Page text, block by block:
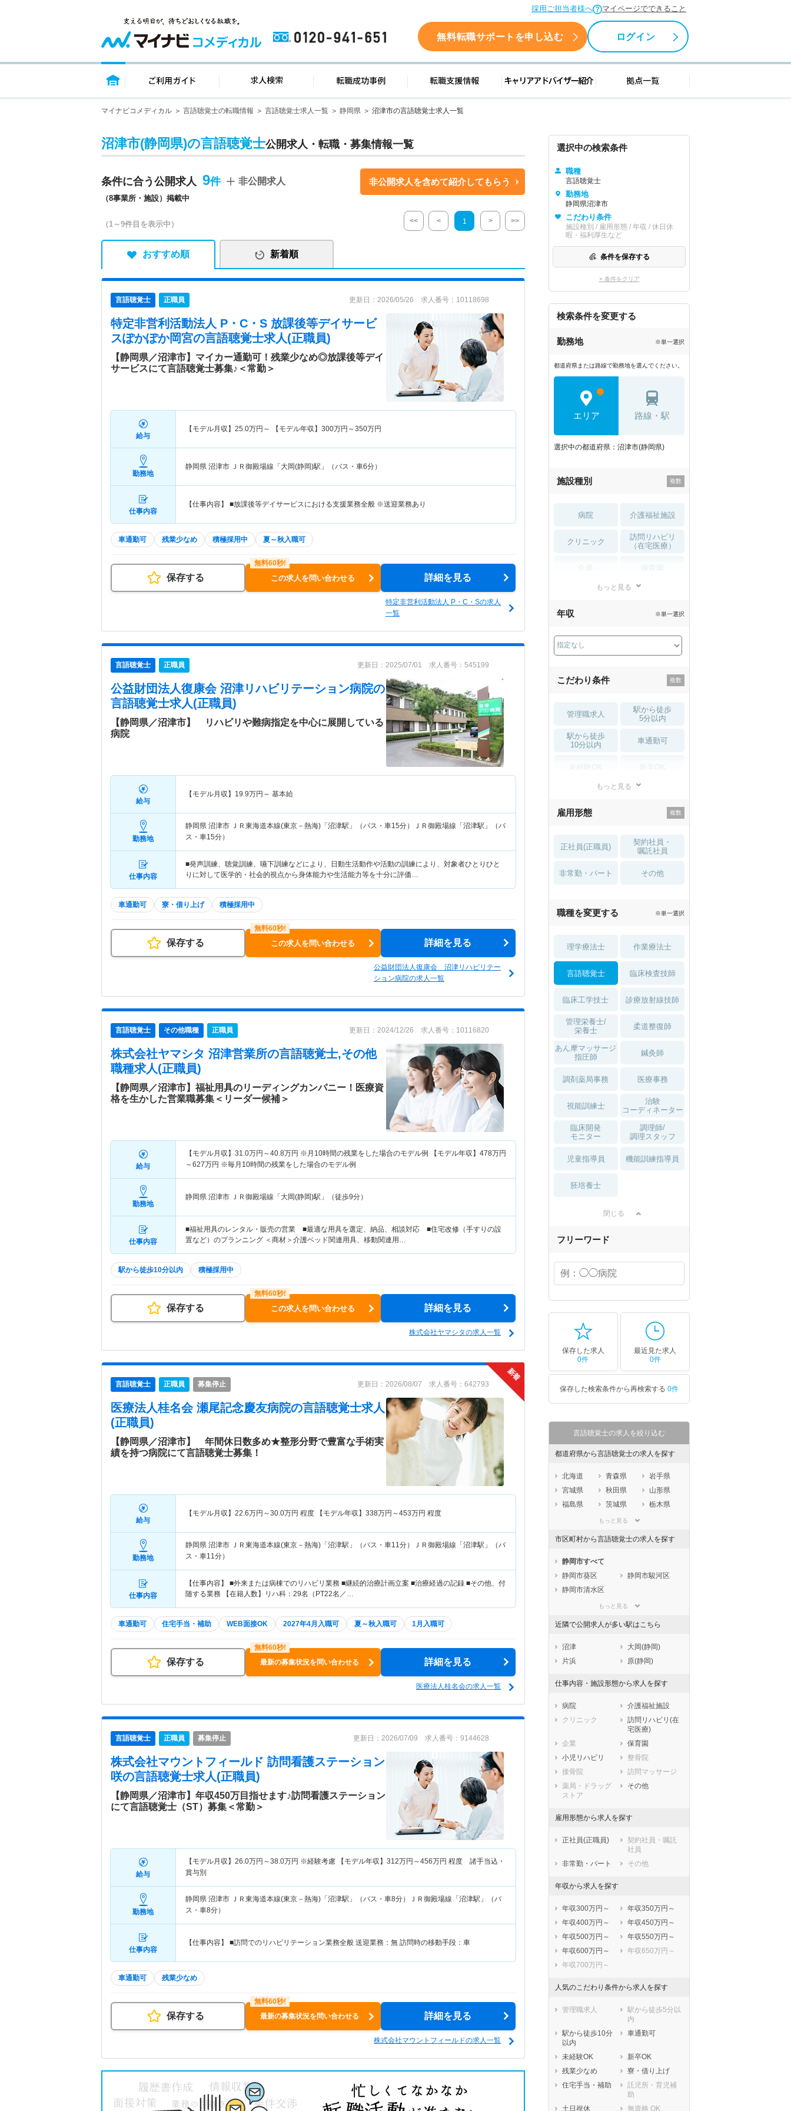
採用ご担当者様へ マイページでできること
0120-941-651 無料転職サポートを申し込む ログイン
トップページ ご利用ガイド 求人検索 転職成功事例 転職支援情報 キャリアアドバイザー紹介 拠点一覧
マイナビコメディカル 言語聴覚士の転職情報 言語聴覚士求人一覧 静岡県 沼津市の言語聴覚士求人一覧
沼津市(静岡県)の言語聴覚士公開求人・転職・募集情報一覧
条件に合う公開求人 9
（8事業所・施設）掲載中
非公開求人 非公開求人を含めて紹介してもらう
（1～9件目を表示中） << < 1 > >>
おすすめ順 新着順
言語聴覚士 正職員 更新日：2026/05/26 求人番号：10118698
特定非営利活動法人 P・C・S 放課後等デイサービ
スぽかぽか岡宮の言語聴覚士求人(正職員)
【静岡県／沼津市】マイカー通勤可！残業少なめ◎放課後等デイ
サービスにて言語聴覚士募集♪＜常勤＞
給与
【モデル月収】 25.0万円～ 【モデル年収】 300万円～350万円
勤務地
静岡県 沼津市 ＪＲ御殿場線「大岡(静岡)駅」（バス・車6分）
仕事内容
【仕事内容】 ■放課後等デイサービスにおける支援業務全般 ※送迎業務あり
車通勤可 残業少なめ 積極採用中 夏～秋入職可
保存する この求人を問い合わせる 詳細を見る
特定非営利活動法人 P・C・Sの求人
一覧
言語聴覚士 正職員 更新日：2025/07/01 求人番号：545199
公益財団法人復康会 沼津リハビリテーション病院の
言語聴覚士求人(正職員)
【静岡県／沼津市】 リハビリや難病指定を中心に展開している
病院
給与
【モデル月収】 19.9万円～ 基本給
勤務地
静岡県 沼津市 ＪＲ東海道本線(東京－熱海)「沼津駅」（バス・車15分）ＪＲ御殿場線「沼津駅」（バ
ス・車15分）
仕事内容
■発声訓練、聴覚訓練、嚥下訓練などにより、日動生活動作や活動の訓練により、対象者ひとりひと
りに対して医学的・社会的視点から身体能力や生活能力等を十分に評価…
車通勤可 寮・借り上げ 積極採用中
保存する この求人を問い合わせる 詳細を見る
公益財団法人復康会 沼津リハビリテー
ション病院の求人一覧
言語聴覚士 その他職種 正職員 更新日：2024/12/26 求人番号：10116820
株式会社ヤマシタ 沼津営業所の言語聴覚士,その他
職種求人(正職員)
【静岡県／沼津市】福祉用具のリーディングカンパニー！医療資
格を生かした営業職募集＜リーダー候補＞
給与
【モデル月収】 31.0万円～40.8万円 ※月10時間の残業をした場合のモデル例 【モデル年収】 478万円
～627万円 ※毎月10時間の残業をした場合のモデル例
勤務地
静岡県 沼津市 ＪＲ御殿場線「大岡(静岡)駅」（徒歩9分）
仕事内容
■福祉用具のレンタル・販売の営業 ■最適な用具を選定、納品、相談対応 ■住宅改修（手すりの設
置など）のプランニング ＜商材＞介護ベッド関連用具、移動関連用…
駅から徒歩10分以内 積極採用中
保存する この求人を問い合わせる 詳細を見る
株式会社ヤマシタの求人一覧
言語聴覚士 正職員 募集停止 更新日：2026/08/07 求人番号：642793
医療法人桂名会 瀬尾記念慶友病院の言語聴覚士求人
(正職員)
【静岡県／沼津市】 年間休日数多め★整形分野で豊富な手術実
績を持つ病院にて言語聴覚士募集！
給与
【モデル月収】 22.6万円～30.0万円 程度 【モデル年収】 338万円～453万円 程度
勤務地
静岡県 沼津市 ＪＲ東海道本線(東京－熱海)「沼津駅」（バス・車11分）ＪＲ御殿場線「沼津駅」（バ
ス・車11分）
仕事内容
【仕事内容】 ■外来または病棟でのリハビリ業務 ■継続的治療計画立案 ■治療経過の記録 ■その他、付
随する業務 【在籍人数】リハ科：29名（PT22名／…
車通勤可 住宅手当・補助 WEB面接OK 2027年4月入職可 夏～秋入職可 1月入職可
保存する 最新の募集状況を問い合わせる 詳細を見る
医療法人桂名会の求人一覧
言語聴覚士 正職員 募集停止 更新日：2026/07/09 求人番号：9144628
株式会社マウントフィールド 訪問看護ステーション
咲の言語聴覚士求人(正職員)
【静岡県／沼津市】年収450万目指せます♪訪問看護ステーション
にて言語聴覚士（ST）募集＜常勤＞
給与
【モデル月収】 26.0万円～38.0万円 ※経験考慮 【モデル年収】 312万円～456万円 程度 諸手当込・
賞与別
勤務地
静岡県 沼津市 ＪＲ東海道本線(東京－熱海)「沼津駅」（バス・車8分）ＪＲ御殿場線「沼津駅」（バ
ス・車8分）
仕事内容
【仕事内容】 ■訪問でのリハビリテーション業務全般 送迎業務：無 訪問時の移動手段：車
車通勤可 残業少なめ
保存する 最新の募集状況を問い合わせる 詳細を見る
株式会社マウントフィールドの求人一覧
選択中の検索条件
職種
言語聴覚士
勤務地
静岡県沼津市
こだわり条件
施設種別 / 雇用形態 / 年収 / 休日休
暇・福利厚生など
条件を保存する
× 条件をクリア
検索条件を変更する
勤務地 ※単一選択
都道府県または路線で勤務地を選んでください。
エリア 路線・駅
選択中の都道府県：沼津市(静岡県)
施設種別
病院 介護福祉施設
クリニック
訪問リハビリ
（在宅医療）
薬局・
もっと見る
年収 ※単一選択
こだわり条件
管理職求人
駅から徒歩
5分以内
駅から徒歩
10分以内
車通勤可
住宅手当・補助
土日祝休 無資格 OK
積極採用中 WEB面接OK
もっと見る
雇用形態
正社員(正職員)
契約社員・
嘱託社員
非常勤・パート その他
職種を変更する ※単一選択
理学療法士 作業療法士
言語聴覚士 臨床検査技師
臨床工学技士 診療放射線技師
管理栄養士/
栄養士
柔道整復師
あん摩マッサージ
指圧師
鍼灸師
調剤薬局事務 医療事務
視能訓練士
治験
コーディネーター
臨床開発
モニター
調理師/
調理スタッフ
児童指導員 機能訓練指導員
胚培養士
閉じる
フリーワード
保存した求人
0件
最近見た求人
0件
保存した検索条件から再検索する 0件
言語聴覚士の求人を絞り込む
都道府県から言語聴覚士の求人を探す
北海道 青森県
岩手県
宮城県
秋田県
山形県
福島県
茨城県
栃木県
埼玉県
石川県
静岡県
愛知県
三重県
滋賀県
奈良県
香川県
愛媛県
高知県
福岡県
佐賀県
長崎県
鹿児島県
沖縄県
もっと見る
市区町村から言語聴覚士の求人を探す
静岡市すべて
静岡市葵区
静岡市駿河区
静岡市清水区
浜松市すべて
市部
沼津市
熱海市
伊東市
島田市
富士市
磐田市
焼津市
掛川市
御殿場市
袋井市
下田市
裾野市
湖西市
伊豆市
御前崎市
菊川市
伊豆の国市
賀茂郡河津町
賀茂郡南伊豆町
田方郡函南町
駿東郡清水町
駿東郡長泉町
駿東郡小山町
周智郡森町
もっと見る
近隣で公開求人が多い駅はこちら
沼津
大岡(静岡)
片浜
原(静岡)
仕事内容・施設形態から求人を探す
病院
介護福祉施設
クリニック
訪問リハビリ(在
宅医療)
企業
保育園
小児リハビリ
整骨院
接骨院
訪問マッサージ
薬局・ドラッグ
ストア
その他
雇用形態から求人を探す
正社員(正職員)
契約社員・嘱託
社員
非常勤・パート
その他
年収から求人を探す
年収300万円～
年収350万円～
年収400万円～
年収450万円～
年収500万円～
年収550万円～
年収600万円～
年収650万円～
年収700万円～
人気のこだわり条件から求人を探す
管理職求人
駅から徒歩5分以
内
駅から徒歩10分
以内
車通勤可
未経験OK
新卒OK
残業少なめ
寮・借り上げ
住宅手当・補助
託児所・育児補
助
土日祝休
無資格 OK